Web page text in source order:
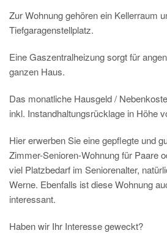
Zur Wohnung gehören ein Kellerraum
Tiefgaragenstellplatz.
Eine Gaszentralheizung sorgt für
ganzen Haus.
Das monatliche Hausgeld /
inkl. Instandhaltungsrücklage in Höhe
Hier erwerben Sie eine gepflegte und
Zimmer-Senioren-Wohnung für Paare
viel Platzbedarf im Seniorenalter,
Werne. Ebenfalls ist diese Wohnung
interessant.
Haben wir Ihr Interesse geweckt?